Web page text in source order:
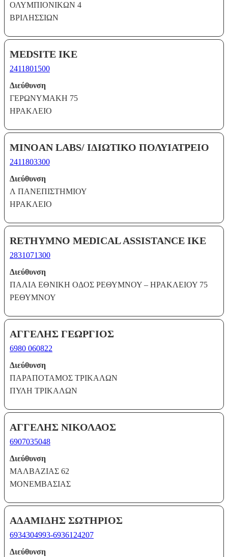
ΟΛΥΜΠΙΟΝΙΚΩΝ 4
ΒΡΙΛΗΣΣΙΩΝ
MEDSITE ΙΚΕ
2411801500
Διεύθυνση
ΓΕΡΩΝΥΜΑΚΗ 75
ΗΡΑΚΛΕΙΟ
MINOAN LABS/ ΙΔΙΩΤΙΚΟ ΠΟΛΥΙΑΤΡΕΙΟ
2411803300
Διεύθυνση
Λ ΠΑΝΕΠΙΣΤΗΜΙΟΥ
ΗΡΑΚΛΕΙΟ
RETHYMNO MEDICAL ASSISTANCE IKE
2831071300
Διεύθυνση
ΠΑΛΙΑ ΕΘΝΙΚΗ ΟΔΟΣ ΡΕΘΥΜΝΟΥ – ΗΡΑΚΛΕΙΟΥ 75
ΡΕΘΥΜΝΟΥ
ΑΓΓΕΛΗΣ ΓΕΩΡΓΙΟΣ
6980 060822
Διεύθυνση
ΠΑΡΑΠΟΤΑΜΟΣ ΤΡΙΚΑΛΩΝ
ΠΥΛΗ ΤΡΙΚΑΛΩΝ
ΑΓΓΕΛΗΣ ΝΙΚΟΛΑΟΣ
6907035048
Διεύθυνση
ΜΑΛΒΑΖΙΑΣ 62
ΜΟΝΕΜΒΑΣΙΑΣ
ΑΔΑΜΙΔΗΣ ΣΩΤΗΡΙΟΣ
6934304993-6936124207
Διεύθυνση